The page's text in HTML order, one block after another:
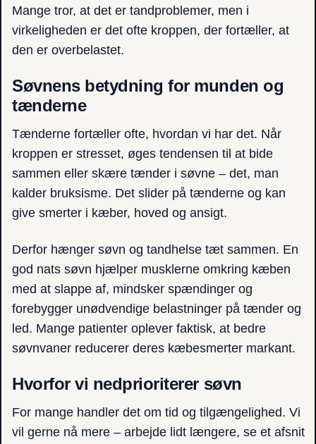
Mange tror, at det er tandproblemer, men i
virkeligheden er det ofte kroppen, der fortæller, at
den er overbelastet.
Søvnens betydning for munden og
tænderne
Tænderne fortæller ofte, hvordan vi har det. Når
kroppen er stresset, øges tendensen til at bide
sammen eller skære tænder i søvne – det, man
kalder bruksisme. Det slider på tænderne og kan
give smerter i kæber, hoved og ansigt.
Derfor hænger søvn og tandhelse tæt sammen. En
god nats søvn hjælper musklerne omkring kæben
med at slappe af, mindsker spændinger og
forebygger unødvendige belastninger på tænder og
led. Mange patienter oplever faktisk, at bedre
søvnvaner reducerer deres kæbesmerter markant.
Hvorfor vi nedprioriterer søvn
For mange handler det om tid og tilgængelighed. Vi
vil gerne nå mere – arbejde lidt længere, se et afsnit